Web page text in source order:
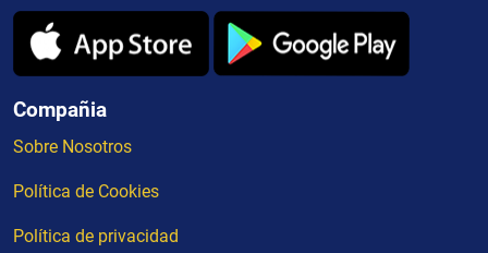
Compañia
Sobre Nosotros
Política de Cookies
Política de privacidad